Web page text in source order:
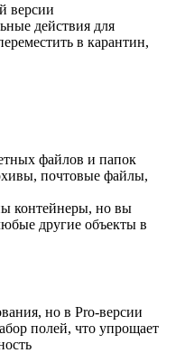
версии
действия для
в карантин,
файлов и папок
почтовые файлы,
контейнеры, но вы
другие объекты в
но в Pro‑версии
полей, что упрощает